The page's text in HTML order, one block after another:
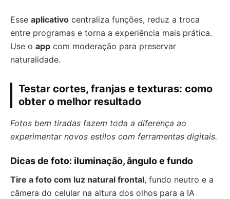
Esse aplicativo centraliza funções, reduz a troca
entre programas e torna a experiência mais prática.
Use o app com moderação para preservar
naturalidade.
Testar cortes, franjas e texturas: como
obter o melhor resultado
Fotos bem tiradas fazem toda a diferença ao
experimentar novos estilos com ferramentas digitais.
Dicas de foto: iluminação, ângulo e fundo
Tire a foto com luz natural frontal, fundo neutro e a
câmera do celular na altura dos olhos para a IA